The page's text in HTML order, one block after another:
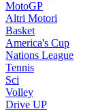
MotoGP
Altri Motori
Basket
America's Cup
Nations League
Tennis
Sci
Volley
Drive UP